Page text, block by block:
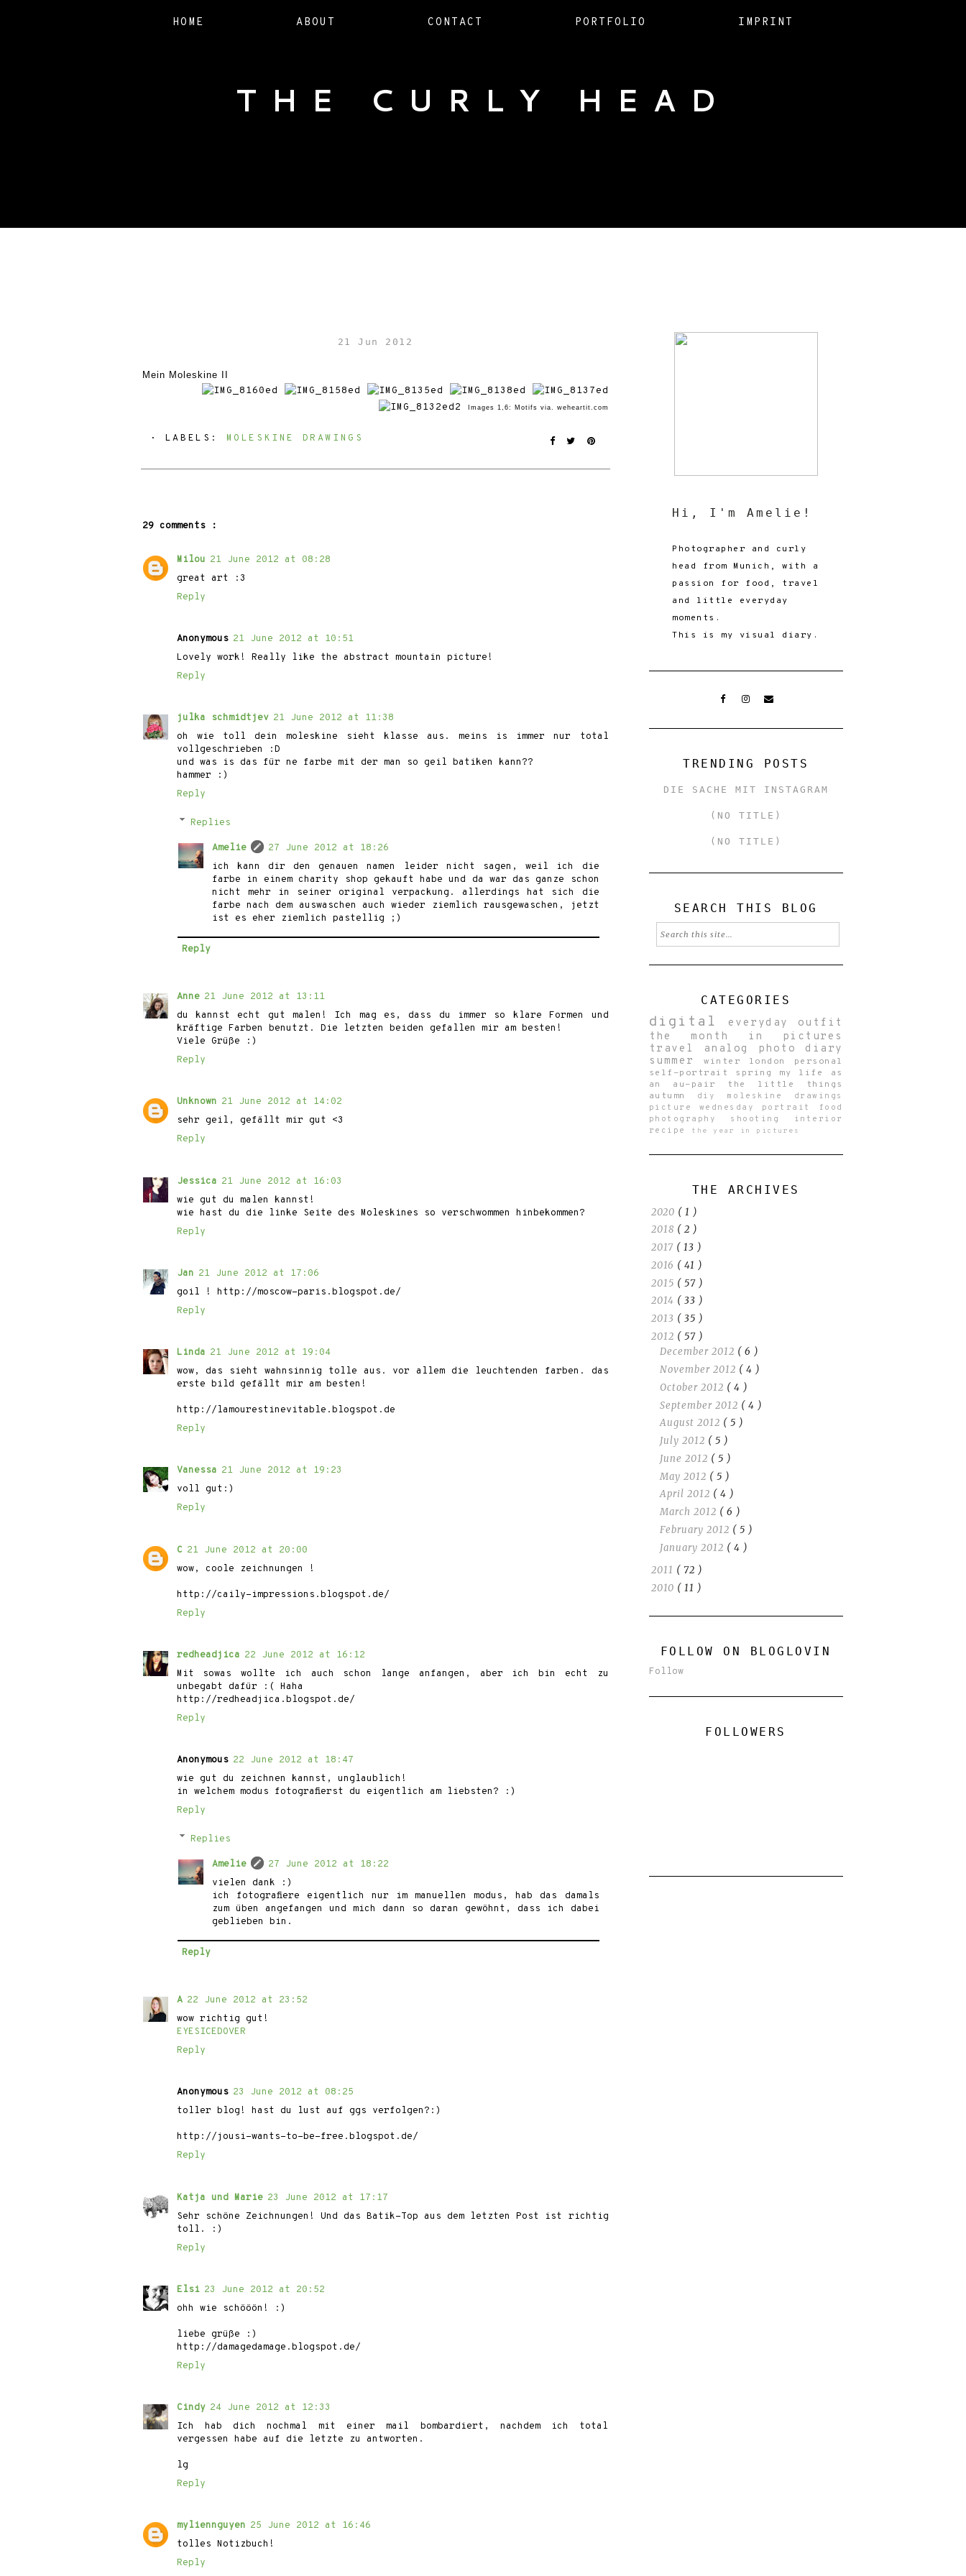
HOME ABOUT CONTACT PORTFOLIO IMPRINT
THE CURLY HEAD
21 Jun 2012
Mein Moleskine II
Images 1,6: Motifs via. weheartit.com
⋅ LABELS: MOLESKINE DRAWINGS
29 comments :
Milou 21 June 2012 at 08:28
great art :3
Reply
Anonymous 21 June 2012 at 10:51
Lovely work! Really like the abstract mountain picture!
Reply
julka schmidtjev 21 June 2012 at 11:38
oh wie toll dein moleskine sieht klasse aus. meins is immer nur total
vollgeschrieben :D
und was is das für ne farbe mit der man so geil batiken kann??
hammer :)
Reply
Replies
Amelie
27 June 2012 at 18:26
ich kann dir den genauen namen leider nicht sagen, weil ich die
farbe in einem charity shop gekauft habe und da war das ganze schon
nicht mehr in seiner original verpackung. allerdings hat sich die
farbe nach dem auswaschen auch wieder ziemlich rausgewaschen, jetzt
ist es eher ziemlich pastellig ;)
Reply
Anne 21 June 2012 at 13:11
du kannst echt gut malen! Ich mag es, dass du immer so klare Formen und
kräftige Farben benutzt. Die letzten beiden gefallen mir am besten!
Viele Grüße :)
Reply
Unknown 21 June 2012 at 14:02
sehr geil, gefällt mir gut <3
Reply
Jessica 21 June 2012 at 16:03
wie gut du malen kannst!
wie hast du die linke Seite des Moleskines so verschwommen hinbekommen?
Reply
Jan 21 June 2012 at 17:06
goil ! http://moscow-paris.blogspot.de/
Reply
Linda 21 June 2012 at 19:04
wow, das sieht wahnsinnig tolle aus. vor allem die leuchtenden farben. das
erste bild gefällt mir am besten!
http://lamourestinevitable.blogspot.de
Reply
Vanessa 21 June 2012 at 19:23
voll gut:)
Reply
C 21 June 2012 at 20:00
wow, coole zeichnungen !
http://caily-impressions.blogspot.de/
Reply
redheadjica 22 June 2012 at 16:12
Mit sowas wollte ich auch schon lange anfangen, aber ich bin echt zu
unbegabt dafür :( Haha
http://redheadjica.blogspot.de/
Reply
Anonymous 22 June 2012 at 18:47
wie gut du zeichnen kannst, unglaublich!
in welchem modus fotografierst du eigentlich am liebsten? :)
Reply
Replies
Amelie
27 June 2012 at 18:22
vielen dank :)
ich fotografiere eigentlich nur im manuellen modus, hab das damals
zum üben angefangen und mich dann so daran gewöhnt, dass ich dabei
geblieben bin.
Reply
A 22 June 2012 at 23:52
wow richtig gut!
EYESICEDOVER
Reply
Anonymous 23 June 2012 at 08:25
toller blog! hast du lust auf ggs verfolgen?:)
http://jousi-wants-to-be-free.blogspot.de/
Reply
Katja und Marie 23 June 2012 at 17:17
Sehr schöne Zeichnungen! Und das Batik-Top aus dem letzten Post ist richtig
toll. :)
Reply
Elsi 23 June 2012 at 20:52
ohh wie schööön! :)
liebe grüße :)
http://damagedamage.blogspot.de/
Reply
Cindy 24 June 2012 at 12:33
Ich hab dich nochmal mit einer mail bombardiert, nachdem ich total
vergessen habe auf die letzte zu antworten.
lg
Reply
myliennguyen 25 June 2012 at 16:46
tolles Notizbuch!
Reply
Hi, I'm Amelie!
Photographer and curly
head from Munich, with a
passion for food, travel
and little everyday
moments.
This is my visual diary.
TRENDING POSTS
DIE SACHE MIT INSTAGRAM
(NO TITLE)
(NO TITLE)
SEARCH THIS BLOG
CATEGORIES
digital everyday outfit
the month in pictures
travel
analog
photo diary
summerwinter london personal
self-portrait spring my life as
an au-pair the little things
autumn
diy moleskine drawings
picture wednesday portrait
food
photography shooting
interior
recipe
the year in pictures
THE ARCHIVES
2020 ( 1 )
2018 ( 2 )
2017 ( 13 )
2016 ( 41 )
2015 ( 57 )
2014 ( 33 )
2013 ( 35 )
2012 ( 57 )
December 2012 ( 6 )
November 2012 ( 4 )
October 2012 ( 4 )
September 2012 ( 4 )
August 2012 ( 5 )
July 2012 ( 5 )
June 2012 ( 5 )
May 2012 ( 5 )
April 2012 ( 4 )
March 2012 ( 6 )
February 2012 ( 5 )
January 2012 ( 4 )
2011 ( 72 )
2010 ( 11 )
FOLLOW ON BLOGLOVIN
Follow
FOLLOWERS